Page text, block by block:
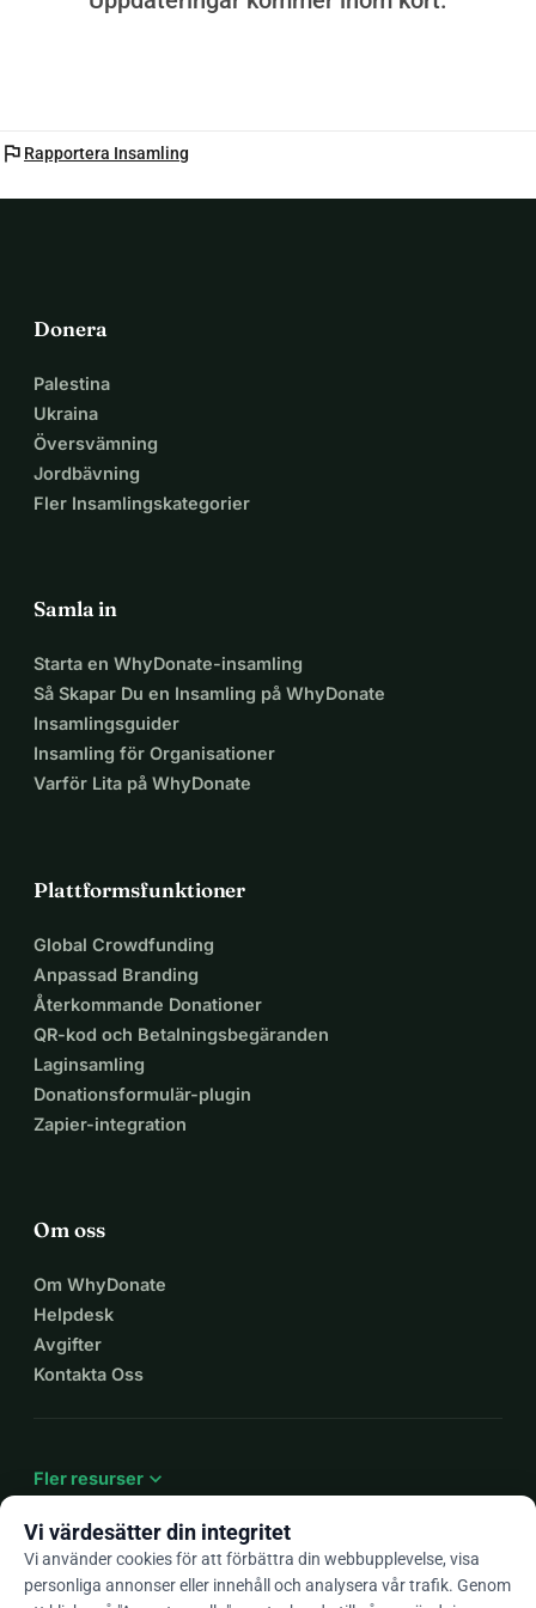
flag Rapportera Insamling
Donera
Palestina
Ukraina
Översvämning
Jordbävning
Fler Insamlingskategorier
Samla in
Starta en WhyDonate-insamling
Så Skapar Du en Insamling på WhyDonate
Insamlingsguider
Insamling för Organisationer
Varför Lita på WhyDonate
Plattformsfunktioner
Global Crowdfunding
Anpassad Branding
Återkommande Donationer
QR-kod och Betalningsbegäranden
Laginsamling
Donationsformulär-plugin
Zapier-integration
Om oss
Om WhyDonate
Helpdesk
Avgifter
Kontakta Oss
Fler resurser expand_more
Vi värdesätter din integritet
Vi använder cookies för att förbättra din webbupplevelse, visa
personliga annonser eller innehåll och analysera vår trafik. Genom